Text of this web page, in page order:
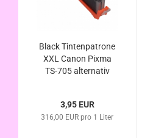
Black Tintenpatrone
XXL Canon Pixma
TS-705 alternativ
3,95 EUR
316,00 EUR pro 1 Liter